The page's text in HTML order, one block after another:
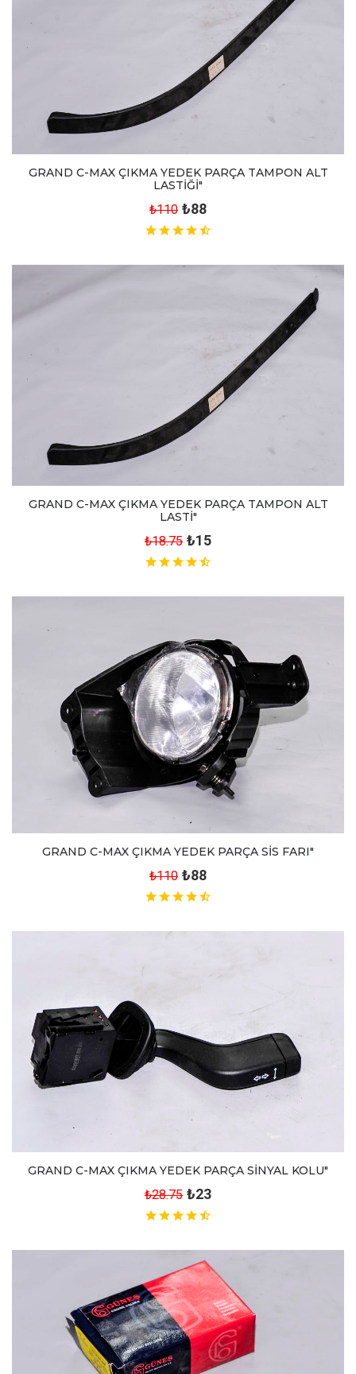
GRAND C-MAX ÇIKMA YEDEK PARÇA TAMPON ALT
LASTİĞİ"
₺110 ₺88
GRAND C-MAX ÇIKMA YEDEK PARÇA TAMPON ALT
LASTİ"
₺18.75 ₺15
GRAND C-MAX ÇIKMA YEDEK PARÇA SİS FARI"
₺110 ₺88
GRAND C-MAX ÇIKMA YEDEK PARÇA SİNYAL KOLU"
₺28.75 ₺23